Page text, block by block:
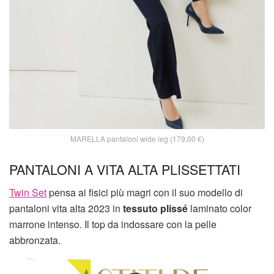
MARELLA pantaloni wide leg (179,00 €)
PANTALONI A VITA ALTA PLISSETTATI
Twin Setpensa ai fisici più magri con il suo modello di
pantaloni vita alta 2023 in tessuto plissé laminato color
marrone intenso. Il top da indossare con la pelle
abbronzata.